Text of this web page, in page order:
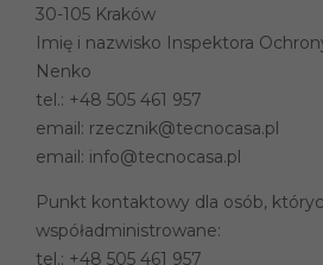
30-105 Kraków
Imię i nazwisko Inspektora
Nenko
tel.: +48 505 461 957
email: rzecznik@tecnocasa.pl
email: info@tecnocasa.pl
Punkt kontaktowy dla osób,
współadministrowane:
tel.: +48 505 461 957